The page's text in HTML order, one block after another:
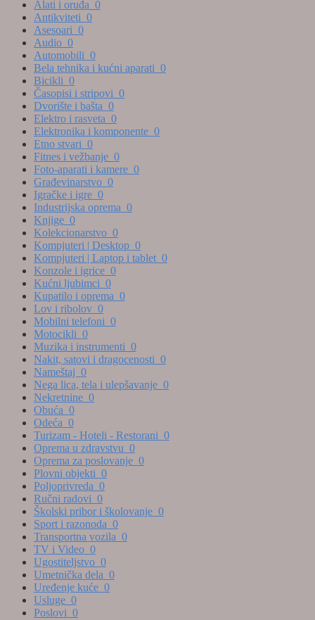
Alati i oruđa 0
Antikviteti 0
Asesoari 0
Audio 0
Automobili 0
Bela tehnika i kućni aparati 0
Bicikli 0
Časopisi i stripovi 0
Dvorište i bašta 0
Elektro i rasveta 0
Elektronika i komponente 0
Etno stvari 0
Fitnes i vežbanje 0
Foto-aparati i kamere 0
Građevinarstvo 0
Igračke i igre 0
Industrijska oprema 0
Knjige 0
Kolekcionarstvo 0
Kompjuteri | Desktop 0
Kompjuteri | Laptop i tablet 0
Konzole i igrice 0
Kućni ljubimci 0
Kupatilo i oprema 0
Lov i ribolov 0
Mobilni telefoni 0
Motocikli 0
Muzika i instrumenti 0
Nakit, satovi i dragocenosti 0
Nameštaj 0
Nega lica, tela i ulepšavanje 0
Nekretnine 0
Obuća 0
Odeća 0
Turizam - Hoteli - Restorani 0
Oprema u zdravstvu 0
Oprema za poslovanje 0
Plovni objekti 0
Poljoprivreda 0
Ručni radovi 0
Školski pribor i školovanje 0
Sport i razonoda 0
Transportna vozila 0
TV i Video 0
Ugostiteljstvo 0
Umetnička dela 0
Uređenje kuće 0
Usluge 0
Poslovi 0